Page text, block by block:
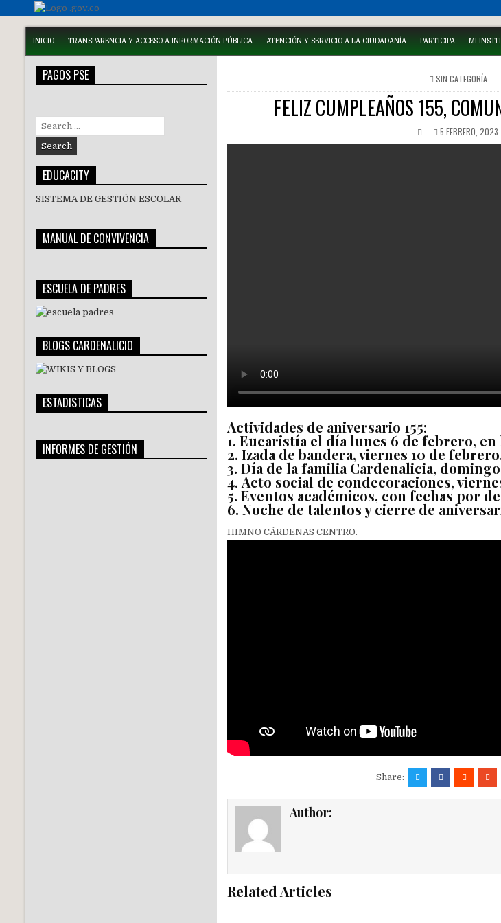
INICIO TRANSPARENCIA Y ACCESO A INFORMACIÓN PÚBLICA ATENCIÓN Y SERVICIO A LA CIUDADANÍA PARTICIPA MI
POSTED
IN
SIN CATEGORÍA
FELIZ CUMPLEAÑOS 155,
5 FEBRERO, 2023
Actividades de aniversario 155:
1. Eucaristía el día lunes 6 de febrero, en
2. Izada de bandera, viernes 10 de
3. Día de la familia Cardenalicia,
4. Acto social de condecoraciones,
5. Eventos académicos, con fechas por
6. Noche de talentos y cierre de
HIMNO CÁRDENAS CENTRO.
Share:
Author:
Related Articles
PAGOS PSE
Search
for:
EDUCACITY
SISTEMA DE GESTIÓN ESCOLAR
MANUAL DE CONVIVENCIA
ESCUELA DE PADRES
BLOGS CARDENALICIO
ESTADISTICAS
INFORMES DE GESTIÓN